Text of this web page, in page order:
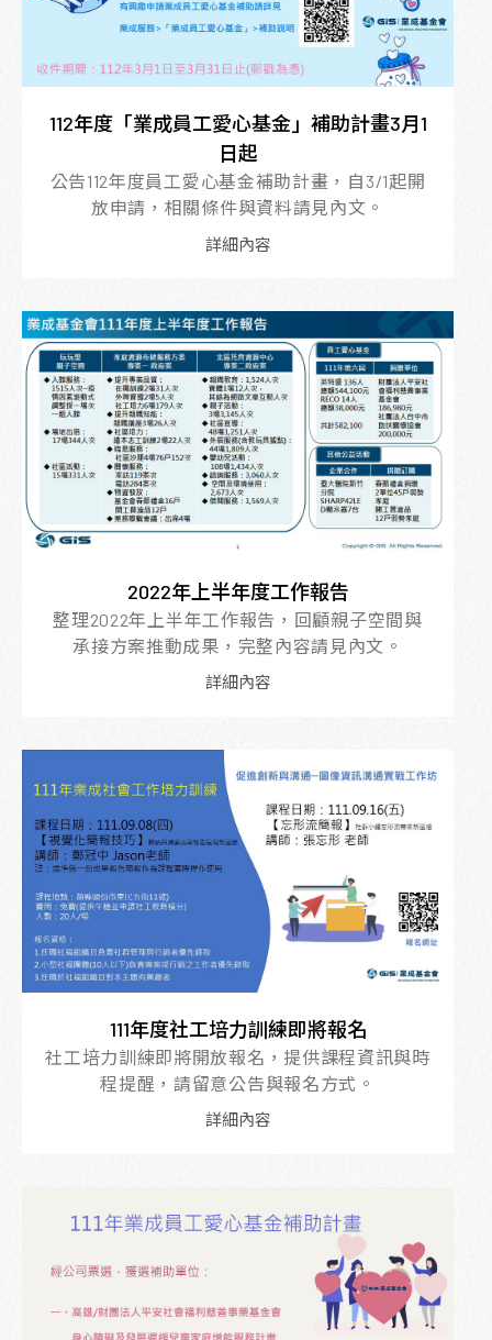
112年度「業成員工愛心基金」補助計畫3月1
日起
公告112年度員工愛心基金補助計畫，自3/1起開
放申請，相關條件與資料請見內文。
詳細內容
2022年上半年度工作報告
整理2022年上半年工作報告，回顧親子空間與
承接方案推動成果，完整內容請見內文。
詳細內容
111年度社工培力訓練即將報名
社工培力訓練即將開放報名，提供課程資訊與時
程提醒，請留意公告與報名方式。
詳細內容